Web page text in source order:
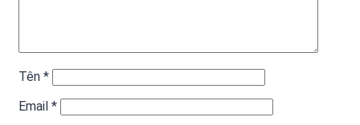
Tên *
Email *